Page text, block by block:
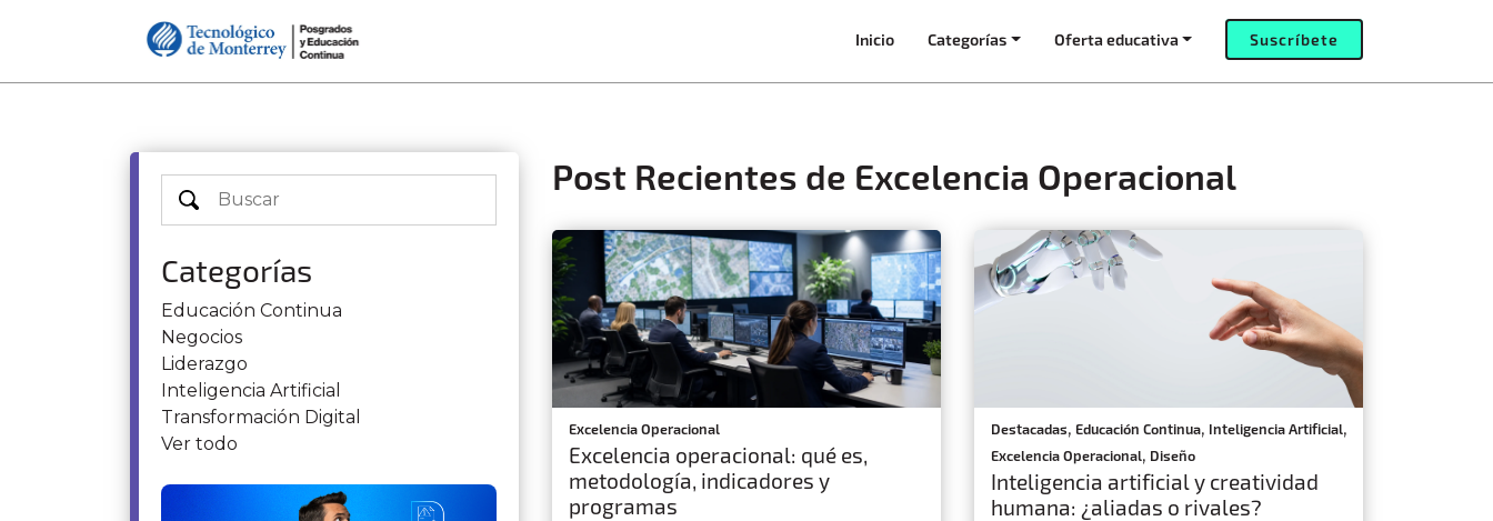
Inicio Categorías Oferta educativa Suscríbete
Categorías
Educación Continua
Negocios
Liderazgo
Inteligencia Artificial
Transformación Digital
Ver todo
Post Recientes de Excelencia Operacional
Excelencia Operacional
Excelencia operacional: qué es,
metodología, indicadores y
programas
Destacadas, Educación Continua, Inteligencia Artificial,
Excelencia Operacional, Diseño
Inteligencia artificial y creatividad
humana: ¿aliadas o rivales?